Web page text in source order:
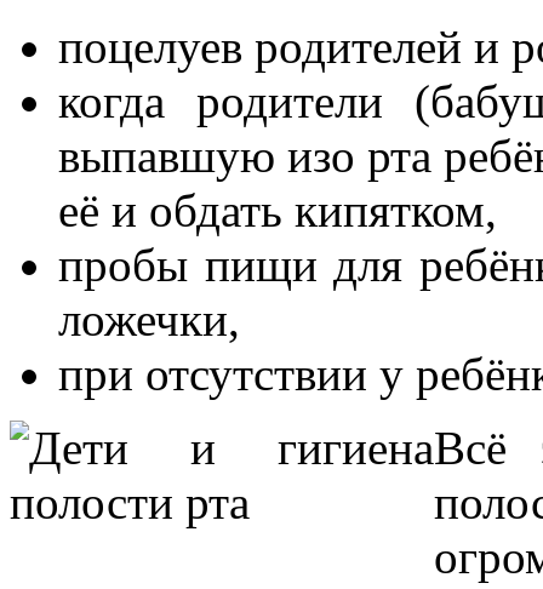
поцелуев родителей и
когда родители
выпавшую изо рта
её и обдать кипятком,
пробы пищи для
ложечки,
при отсутствии у
Всё